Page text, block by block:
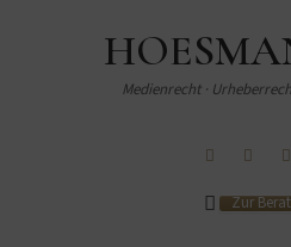
Medienrecht ·
Zur